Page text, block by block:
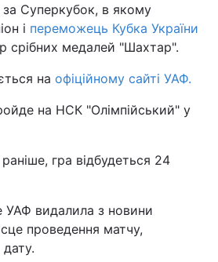
Суперкубок, в якому
і переможець Кубка України
срібних медалей "Шахтар".
на офіційному сайті УАФ.
на НСК "Олімпійський" у
гра відбудеться 24
УАФ видалила з новини
проведення матчу,